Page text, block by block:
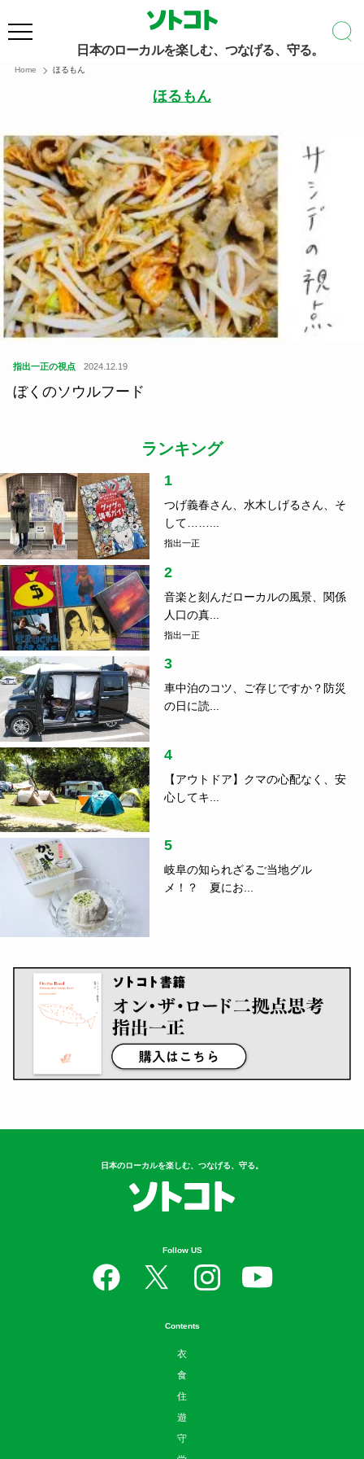
日本のローカルを楽しむ、つなげる、守る。
Home ほるもん
ほるもん
指出一正の視点 2024.12.19
ぼくのソウルフード
ランキング
1
つげ義春さん、水木しげるさん、そ
して……...
指出一正
2
音楽と刻んだローカルの風景、関係
人口の真...
指出一正
3
車中泊のコツ、ご存じですか？防災
の日に読...
4
【アウトドア】クマの心配なく、安
心してキ...
5
岐阜の知られざるご当地グル
メ！？ 夏にお...
日本のローカルを楽しむ、つなげる、守る。
Follow US
Contents
衣
食
住
遊
守